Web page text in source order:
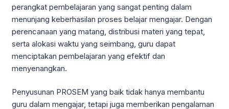
perangkat pembelajaran yang sangat penting dalam
menunjang keberhasilan proses belajar mengajar. Dengan
perencanaan yang matang, distribusi materi yang tepat,
serta alokasi waktu yang seimbang, guru dapat
menciptakan pembelajaran yang efektif dan
menyenangkan.
Penyusunan PROSEM yang baik tidak hanya membantu
guru dalam mengajar, tetapi juga memberikan pengalaman